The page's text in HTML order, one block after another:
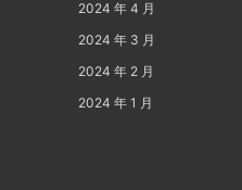
2024 年 4 月
2024 年 3 月
2024 年 2 月
2024 年 1 月